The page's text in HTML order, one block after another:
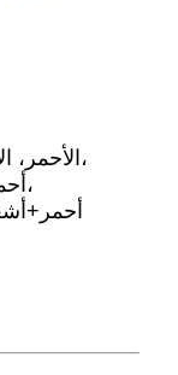
الأحمر، الأزرق، الأصفر، الأشعة تحت الحمراء،
أحمر+أزرق، أحمر+أصفر، أزرق+أصفر،